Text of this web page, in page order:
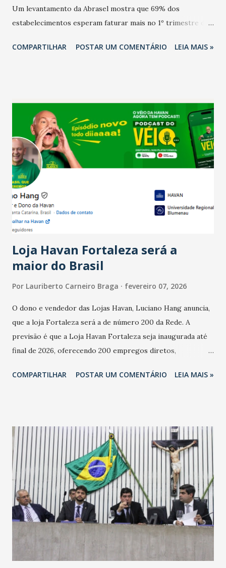
Um levantamento da Abrasel mostra que 69% dos
estabelecimentos esperam faturar mais no 1º trimestre de
relação ao último trimestre deste ano, 56% também
confraternizações de fim de ano e pelo pagamento do 13º
Salário para um número maior de trabalhadores, já que o
país tem a menor taxa de desemprego dos anos recentes.
Ainda segundo a Pesquisa, em novembro de 2025, 40% dos
bares e restaurantes operaram com lucro e outros 40%
registraram equilíbrio financeiro. Já o percentual de
estabelecimentos no prejuízo ficou em 19%, pouco abaixo
do observado no mês anterior. Outros 1% não existiam em
novembro. Em relação a outubro, o faturamento também
cresceu. De acordo com a pesquisa, 44% dos n...
COMPARTILHAR POSTAR UM COMENTÁRIO LEIA MAIS »
Loja Havan Fortaleza será a
maior do Brasil
Por Lauriberto Carneiro Braga fevereiro 07, 2026
O dono e vendedor das Lojas Havan, Luciano Hang anuncia,
que a loja Fortaleza será a de número 200 da Rede. A
previsão é que a Loja Havan Fortaleza seja inaugurada até
final de 2026, oferecendo 200 empregos diretos,
Havan Fortaleza ainda não foi anunciada oficialmente, mas
COMPARTILHAR POSTAR UM COMENTÁRIO LEIA MAIS »